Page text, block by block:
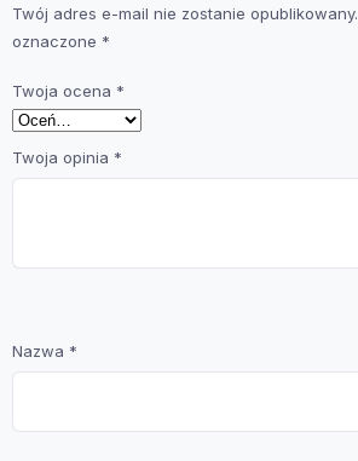
Twój adres e-mail nie zostanie opublikowany.
oznaczone *
Twoja ocena *
Twoja opinia *
Nazwa *